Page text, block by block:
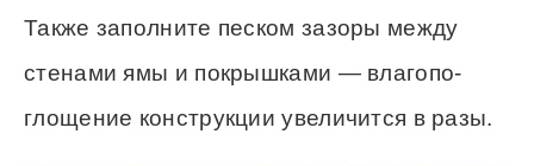
Также заполните песком зазоры между
стенами ямы и покрышками — влагопо-
глощение конструкции увеличится в разы.